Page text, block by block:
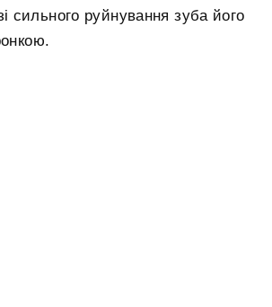
сильного руйнування зуба його